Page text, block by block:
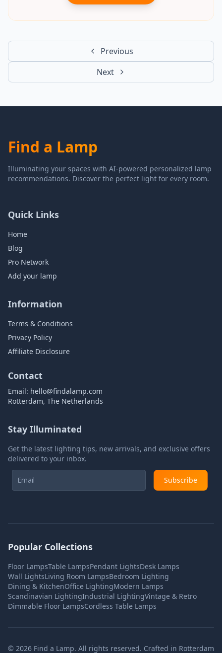
Previous
Next
Find a Lamp
Illuminating your spaces with AI-powered personalized lamp
recommendations. Discover the perfect light for every room.
Quick Links
Home
Blog
Pro Network
Add your lamp
Information
Terms & Conditions
Privacy Policy
Affiliate Disclosure
Contact
Email: hello@findalamp.com
Rotterdam, The Netherlands
Stay Illuminated
Get the latest lighting tips, new arrivals, and exclusive offers
delivered to your inbox.
Subscribe
Popular Collections
Floor LampsTable LampsPendant LightsDesk Lamps
Wall LightsLiving Room LampsBedroom Lighting
Dining & KitchenOffice LightingModern Lamps
Scandinavian LightingIndustrial LightingVintage & Retro
Dimmable Floor LampsCordless Table Lamps
© 2026 Find a Lamp. All rights reserved. Crafted in Rotterdam